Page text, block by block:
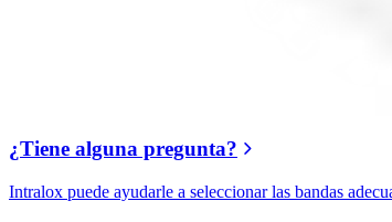
¿Tiene alguna pregunta?
Intralox puede ayudarle a seleccionar las bandas